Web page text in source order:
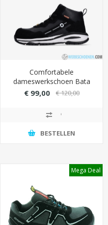
Comfortabele
dameswerkschoen Bata
Jane S3S met Bata Cool
€ 99,00 € 120,00
BESTELLEN
Mega Deal